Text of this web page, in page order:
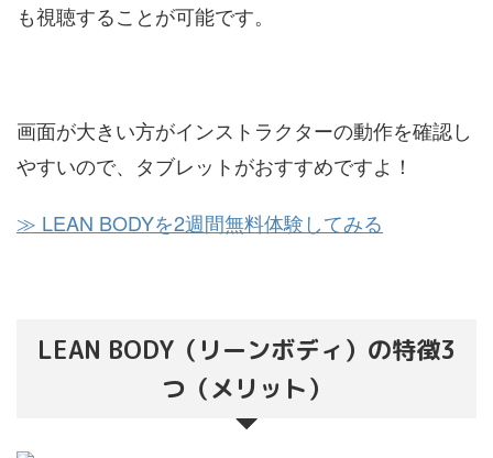
も視聴することが可能です。
画面が大きい方がインストラクターの動作を確認し
やすいので、タブレットがおすすめですよ！
≫ LEAN BODYを2週間無料体験してみる
LEAN BODY（リーンボディ）の特徴3
つ（メリット）